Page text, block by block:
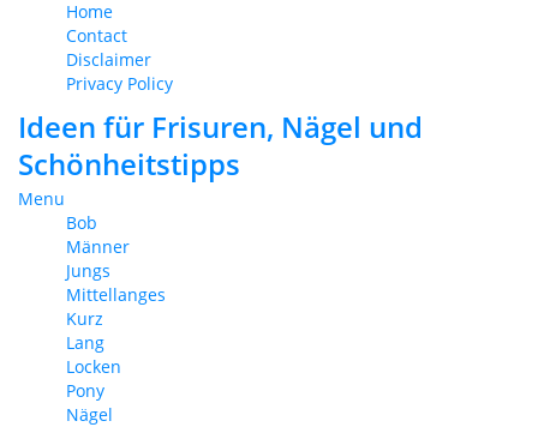
Home
Contact
Disclaimer
Privacy Policy
Ideen für Frisuren, Nägel und
Schönheitstipps
Menu
Bob
Männer
Jungs
Mittellanges
Kurz
Lang
Locken
Pony
Nägel